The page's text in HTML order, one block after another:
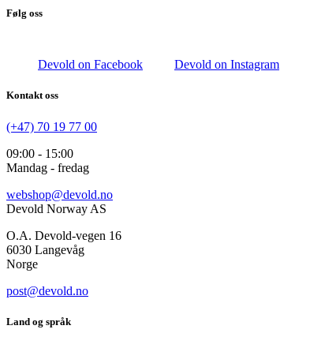
Følg oss
Devold on Facebook Devold on Instagram
Kontakt oss
(+47) 70 19 77 00
09:00 - 15:00
Mandag - fredag
webshop@devold.no
Devold Norway AS
O.A. Devold-vegen 16
6030 Langevåg
Norge
post@devold.no
Land og språk